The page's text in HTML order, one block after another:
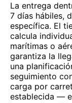
La entrega
7 días hábiles,
específica. El
calcula
marítimas o
garantiza la
una
seguimiento
carga por
establecida —